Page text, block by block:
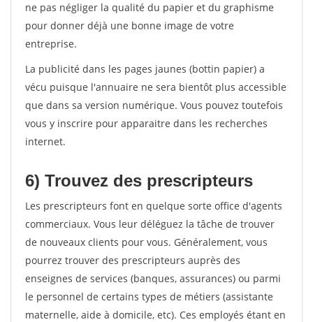
ne pas négliger la qualité du papier et du graphisme
pour donner déjà une bonne image de votre
entreprise.
La publicité dans les pages jaunes (bottin papier) a
vécu puisque l'annuaire ne sera bientôt plus accessible
que dans sa version numérique. Vous pouvez toutefois
vous y inscrire pour apparaitre dans les recherches
internet.
6) Trouvez des prescripteurs
Les prescripteurs font en quelque sorte office d'agents
commerciaux. Vous leur déléguez la tâche de trouver
de nouveaux clients pour vous. Généralement, vous
pourrez trouver des prescripteurs auprès des
enseignes de services (banques, assurances) ou parmi
le personnel de certains types de métiers (assistante
maternelle, aide à domicile, etc). Ces employés étant en